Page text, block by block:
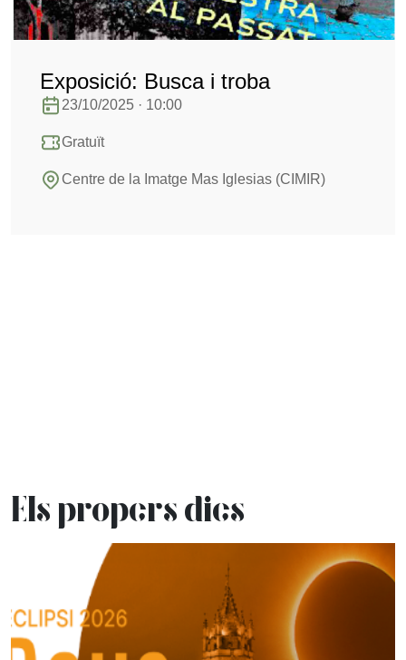
Exposició: Busca i troba
23/10/2025 · 10:00
Gratuït
Centre de la Imatge Mas Iglesias (CIMIR)
Els propers dies